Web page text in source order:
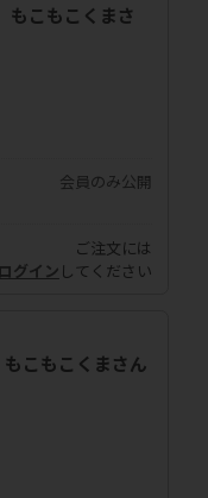
もこもこくまさ
会員のみ公開
ご注文には
ログイン してください
こもこくまさん